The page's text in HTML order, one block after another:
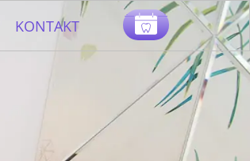
KONTAKT
. .